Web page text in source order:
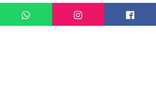
Mensagem: